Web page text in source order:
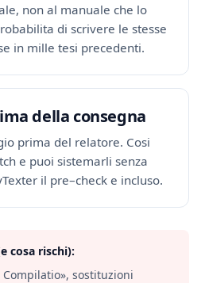
non al manuale che lo
di scrivere le stesse
in mille tesi precedenti.
della consegna
prima del relatore. Cosi
e puoi sistemarli senza
il pre–check e incluso.
cosa rischi):
sostituzioni